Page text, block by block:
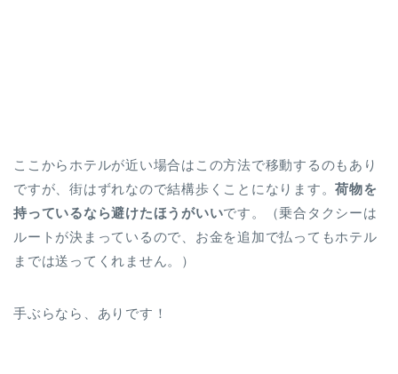
ここからホテルが近い場合はこの方法で移動するのもあり
ですが、街はずれなので結構歩くことになります。荷物を
持っているなら避けたほうがいいです。（乗合タクシーは
ルートが決まっているので、お金を追加で払ってもホテル
までは送ってくれません。）
手ぶらなら、ありです！